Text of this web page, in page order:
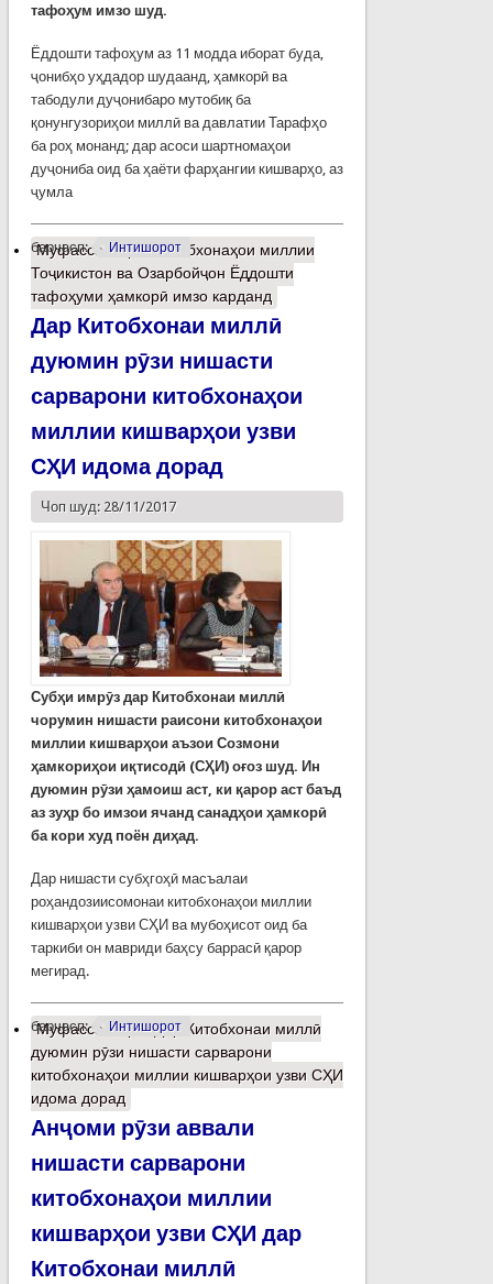
тафоҳум имзо шуд.
Ёддошти тафоҳум аз 11 модда иборат буда,
ҷонибҳо уҳдадор шудаанд, ҳамкорӣ ва
табодули дуҷонибаро мутобиқ ба
қонунгузориҳои миллӣ ва давлатии Тарафҳо
ба роҳ монанд; дар асоси шартномаҳои
дуҷониба оид ба ҳаёти фарҳангии кишварҳо, аз
ҷумла
барчасп: Интишорот
Муфассалтаро Китобхонаҳои миллии
Тоҷикистон ва Озарбойҷон Ёддошти
тафоҳуми ҳамкорӣ имзо карданд
Дар Китобхонаи миллӣ
дуюмин рӯзи нишасти
сарварони китобхонаҳои
миллии кишварҳои узви
СҲИ идома дорад
Чоп шуд: 28/11/2017
Субҳи имрӯз дар Китобхонаи миллӣ
чорумин нишасти раисони китобхонаҳои
миллии кишварҳои аъзои Созмони
ҳамкориҳои иқтисодӣ (СҲИ) оғоз шуд. Ин
дуюмин рӯзи ҳамоиш аст, ки қарор аст баъд
аз зуҳр бо имзои ячанд санадҳои ҳамкорӣ
ба кори худ поён диҳад.
Дар нишасти субҳгоҳӣ масъалаи
роҳандозиисомонаи китобхонаҳои миллии
кишварҳои узви СҲИ ва мубоҳисот оид ба
таркиби он мавриди баҳсу баррасӣ қарор
мегирад.
барчасп: Интишорот
Муфассалтаро Дар Китобхонаи миллӣ
дуюмин рӯзи нишасти сарварони
китобхонаҳои миллии кишварҳои узви СҲИ
идома дорад
Анҷоми рӯзи аввали
нишасти сарварони
китобхонаҳои миллии
кишварҳои узви СҲИ дар
Китобхонаи миллӣ